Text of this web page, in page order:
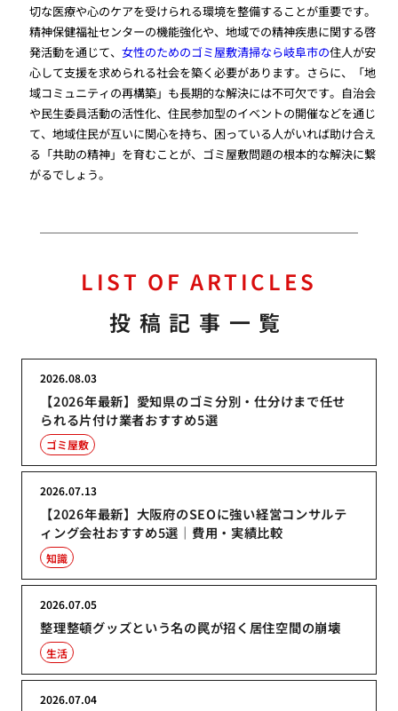
切な医療や心のケアを受けられる環境を整備することが重要です。
精神保健福祉センターの機能強化や、地域での精神疾患に関する啓
発活動を通じて、女性のためのゴミ屋敷清掃なら岐阜市の住人が安
心して支援を求められる社会を築く必要があります。さらに、「地
域コミュニティの再構築」も長期的な解決には不可欠です。自治会
や民生委員活動の活性化、住民参加型のイベントの開催などを通じ
て、地域住民が互いに関心を持ち、困っている人がいれば助け合え
る「共助の精神」を育むことが、ゴミ屋敷問題の根本的な解決に繋
がるでしょう。
LIST OF ARTICLES
投稿記事一覧
【2026年最新】愛知県のゴミ分別・仕分けまで任せ
られる片付け業者おすすめ5選
2026.08.03
ゴミ屋敷
【2026年最新】大阪府のSEOに強い経営コンサルテ
ィング会社おすすめ5選｜費用・実績比較
2026.07.13
知識
整理整頓グッズという名の罠が招く居住空間の崩壊
2026.07.05
生活
2026.07.04